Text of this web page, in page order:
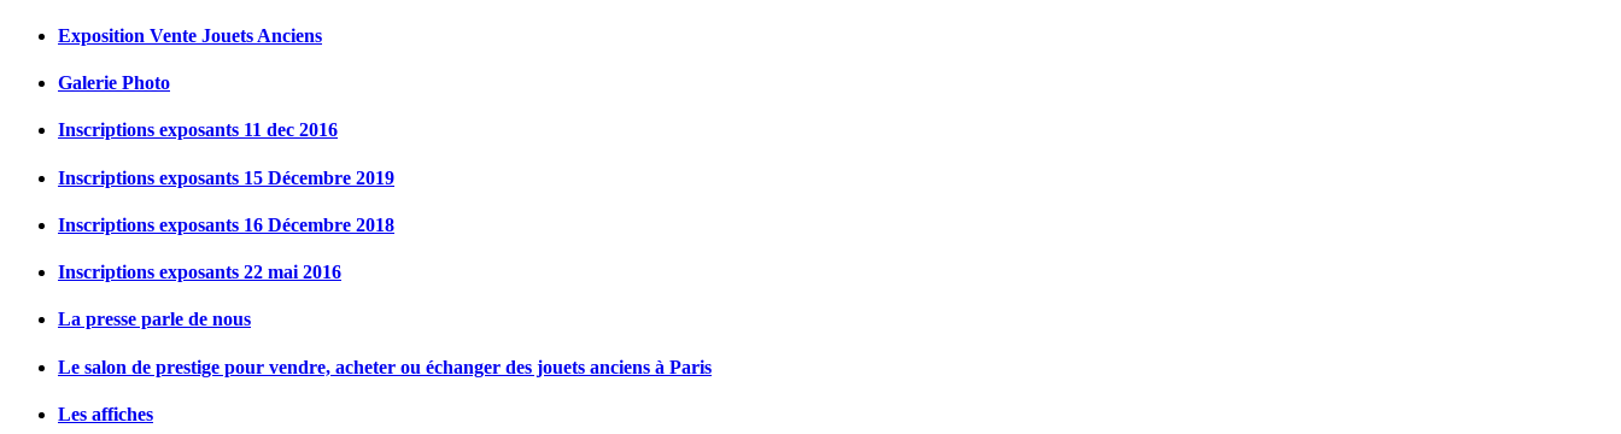
Exposition Vente Jouets Anciens
Galerie Photo
Inscriptions exposants 11 dec 2016
Inscriptions exposants 15 Décembre 2019
Inscriptions exposants 16 Décembre 2018
Inscriptions exposants 22 mai 2016
La presse parle de nous
Le salon de prestige pour vendre, acheter ou échanger des jouets anciens à Paris
Les affiches